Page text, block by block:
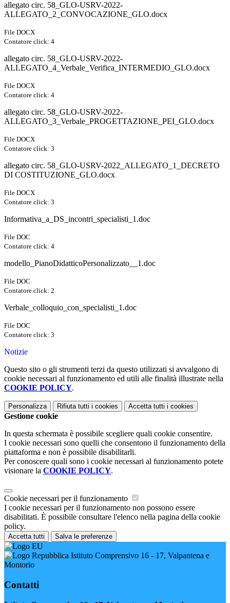
allegato circ. 58_GLO-USRV-2022-
ALLEGATO_2_CONVOCAZIONE_GLO.docx
File DOCX
Contatore click: 4
allegato circ. 58_GLO-USRV-2022-
ALLEGATO_4_Verbale_Verifica_INTERMEDIO_GLO.docx
File DOCX
Contatore click: 4
allegato circ. 58_GLO-USRV-2022-
ALLEGATO_3_Verbale_PROGETTAZIONE_PEI_GLO.docx
File DOCX
Contatore click: 3
allegato circ. 58_GLO-USRV-2022_ALLEGATO_1_DECRETO
DI COSTITUZIONE_GLO.docx
File DOCX
Contatore click: 3
Informativa_a_DS_incontri_specialisti_1.doc
File DOC
Contatore click: 4
modello_PianoDidatticoPersonalizzato__1.doc
File DOC
Contatore click: 2
Verbale_colloquio_con_specialisti_1.doc
File DOC
Contatore click: 3
Notizie
Questo sito o gli strumenti terzi da questo utilizzati si avvalgono di
cookie necessari al funzionamento ed utili alle finalità illustrate nella
COOKIE POLICY.
Personalizza Rifiuta tutti i cookies Accetta tutti i cookies
Gestione cookie
In questa schermata è possibile scegliere quali cookie consentire.
I cookie necessari sono quelli che consentono il funzionamento della
piattaforma e non è possibile disabilitarli.
Per conoscere quali sono i cookie necessari al funzionamento potete
visionare la COOKIE POLICY.
Cookie necessari per il funzionamento
I cookie necessari per il funzionamento non possono essere
disabilitati. È possibile consultare l'elenco nella pagina della cookie
policy.
Accetta tutti Salva le preferenze
Istituto Comprensivo 16 - 17, Valpantena e
Montorio
Contatti